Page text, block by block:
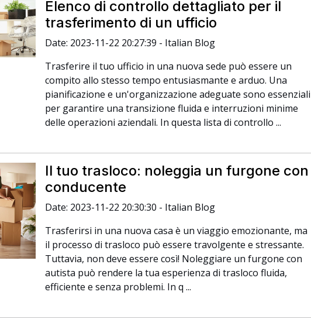
Elenco di controllo dettagliato per il
trasferimento di un ufficio
Date: 2023-11-22 20:27:39 - Italian Blog
Trasferire il tuo ufficio in una nuova sede può essere un
compito allo stesso tempo entusiasmante e arduo. Una
pianificazione e un'organizzazione adeguate sono essenziali
per garantire una transizione fluida e interruzioni minime
delle operazioni aziendali. In questa lista di controllo ...
Il tuo trasloco: noleggia un furgone con
conducente
Date: 2023-11-22 20:30:30 - Italian Blog
Trasferirsi in una nuova casa è un viaggio emozionante, ma
il processo di trasloco può essere travolgente e stressante.
Tuttavia, non deve essere così! Noleggiare un furgone con
autista può rendere la tua esperienza di trasloco fluida,
efficiente e senza problemi. In q ...